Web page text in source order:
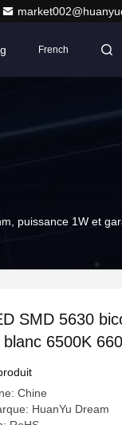
French
puissance 1W et
SMD 5630
6500K
de 3 ans pour
de voiture
Chine
HuanYu Dream